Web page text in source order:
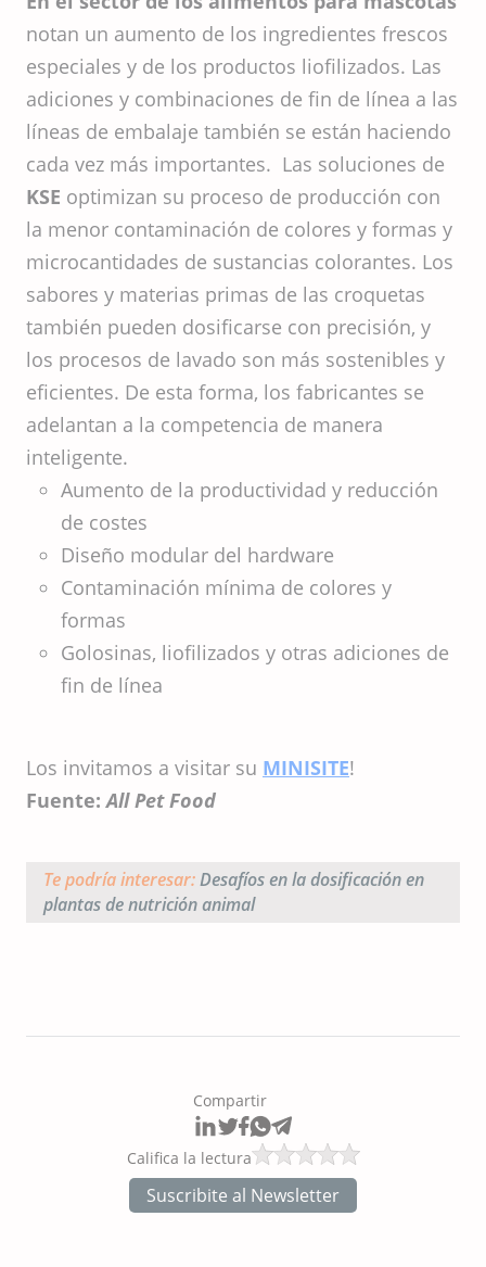
notan un aumento de los ingredientes frescos
especiales y de los productos liofilizados. Las
adiciones y combinaciones de fin de línea a las
líneas de embalaje también se están haciendo
cada vez más importantes. Las soluciones de
KSE optimizan su proceso de producción con
la menor contaminación de colores y formas y
microcantidades de sustancias colorantes. Los
sabores y materias primas de las croquetas
también pueden dosificarse con precisión, y
los procesos de lavado son más sostenibles y
eficientes. De esta forma, los fabricantes se
adelantan a la competencia de manera
inteligente.
Aumento de la productividad y reducción
de costes
Diseño modular del hardware
Contaminación mínima de colores y
formas
Golosinas, liofilizados y otras adiciones de
fin de línea
Los invitamos a visitar su MINISITE!
Fuente:All Pet Food
Te podría interesar:Desafíos en la dosificación en
plantas de nutrición animal
Compartir
Califica la lectura
Suscribite al Newsletter